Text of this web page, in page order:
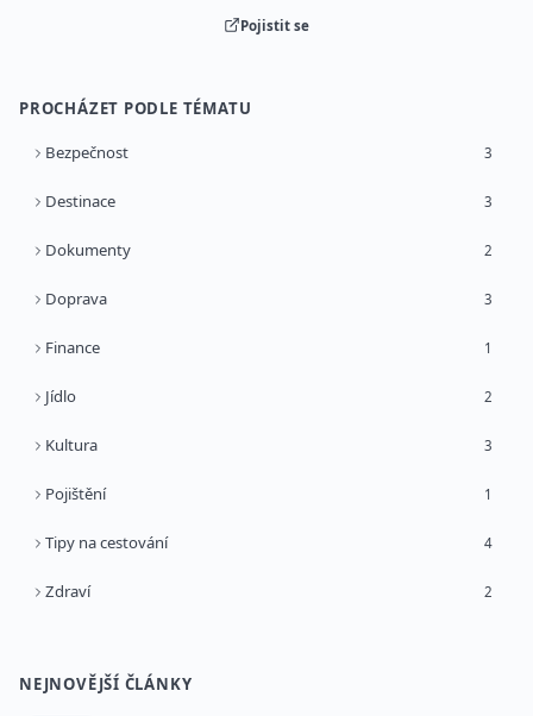
Pojistit se
PROCHÁZET PODLE TÉMATU
Bezpečnost 3
Destinace 3
Dokumenty 2
Doprava 3
Finance 1
Jídlo 2
Kultura 3
Pojištění 1
Tipy na cestování 4
Zdraví 2
NEJNOVĚJŠÍ ČLÁNKY